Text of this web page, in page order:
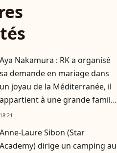
Aya Nakamura : RK a organisé
sa demande en mariage dans
un joyau de la Méditerranée, il
appartient à une grande famille
française
18:21
Anne-Laure Sibon (Star
Academy) dirige un camping au